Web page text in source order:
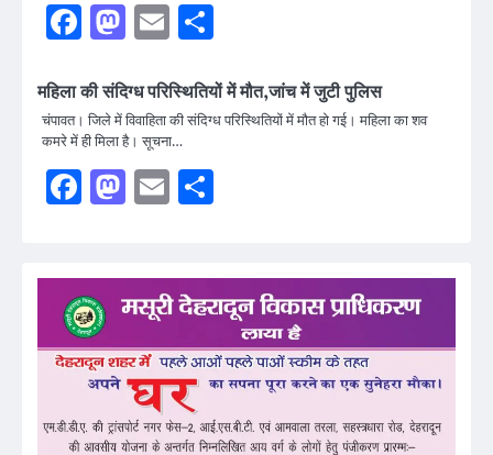
Facebook
Mastodon
Email
महिला की संदिग्ध परिस्थितियों में मौत,जांच में जुटी पुलिस
चंपावत। जिले में विवाहिता की संदिग्ध परिस्थितियों में मौत हो गई। महिला का शव
कमरे में ही मिला है। सूचना…
Facebook
Mastodon
Email